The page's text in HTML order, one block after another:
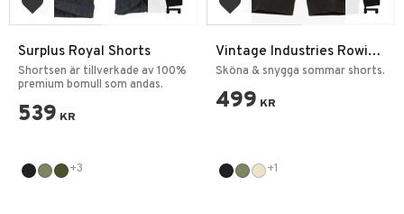
Lägg till i favoriter
Surplus Royal Shorts
Shortsen är tillverkade av 100%
premium bomull som andas.
539 KR
+3
Lägg till i favoriter
Vintage Industries Rowing
Shorts
Sköna & snygga sommar shorts.
499 KR
+1